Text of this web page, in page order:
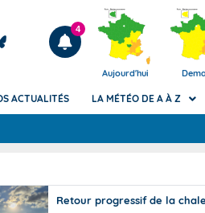
Articles
4
Aujourd'hui
Phénomènes dangereux de
ACTUALITÉS LA MÉTÉO DE A À Z
Retour progressif de la